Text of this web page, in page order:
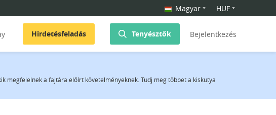
Magyar HUF
Hirdetésfeladás Tenyésztők Bejelentkezés
megfelelnek a fajtára előírt követelményeknek. Tudj meg többet a kiskutya